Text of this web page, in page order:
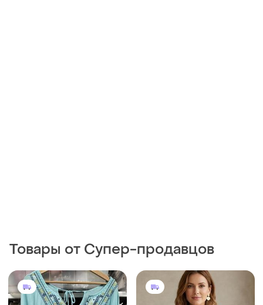
Товары от Супер-продавцов